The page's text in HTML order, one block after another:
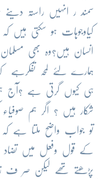
سمند ر انہیں راستہ دینے
کیاوجوہات ہو سکتی ہیں کہ
انسان ہیں؟وہ بھی مسلمان
ہمارے لئے لمحہ تفکرہے
ہی کیوں گرتی ہے ؟آج
شکار ہیں ؟ اگر ہم صوفیاء
تو جواب واضح ملتا ہے کہ
کے قول وفعل میں تضاد
پڑھتے تھے لیکن صر ف